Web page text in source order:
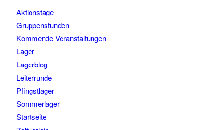
Aktionstage
Gruppenstunden
Kommende Veranstaltungen
Lager
Lagerblog
Leiterrunde
Pfingstlager
Sommerlager
Startseite